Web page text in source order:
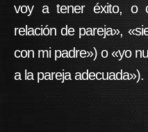
voy a tener éxito, o
relación de pareja»,
con mi padre») o «yo
a la pareja adecuada»).